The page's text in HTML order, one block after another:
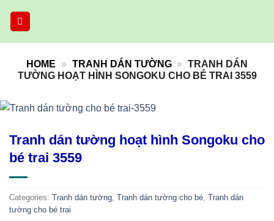
HOME » TRANH DÁN TƯỜNG » TRANH DÁN
TƯỜNG HOẠT HÌNH SONGOKU CHO BÉ TRAI 3559
Tranh dán tường hoạt hình Songoku cho
bé trai 3559
Categories: Tranh dán tường, Tranh dán tường cho bé, Tranh dán
tường cho bé trai